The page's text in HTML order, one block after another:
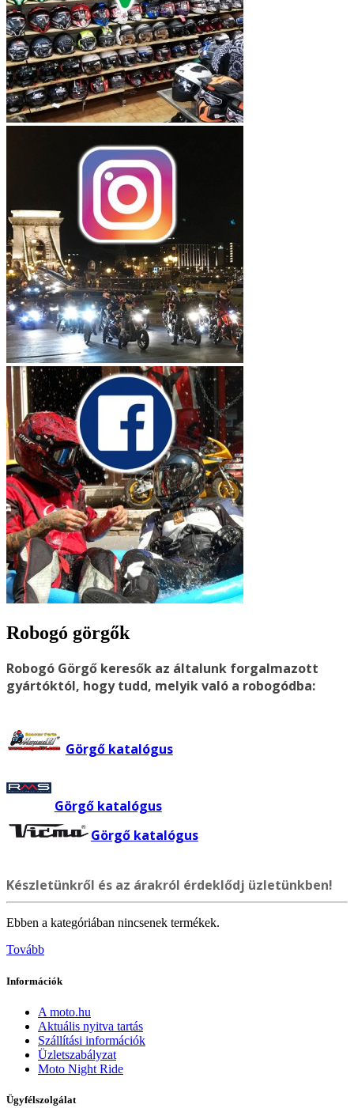
Robogó görgők
Robogó Görgő keresők az általunk forgalmazott
gyártóktól, hogy tudd, melyik való a robogódba:
Görgő katalógus
Görgő katalógus
Görgő katalógus
Készletünkről és az árakról érdeklődj üzletünkben!
Ebben a kategóriában nincsenek termékek.
Tovább
Információk
A moto.hu
Aktuális nyitva tartás
Szállítási információk
Üzletszabályzat
Moto Night Ride
Ügyfélszolgálat